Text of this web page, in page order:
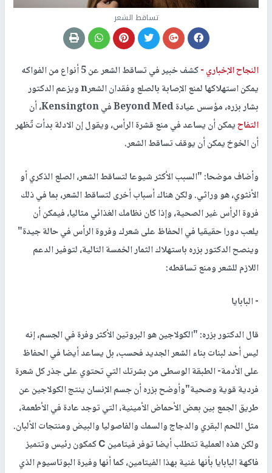
تساقط الشعر
النجاح الإخباري -
كشف خبير في تساقط الشعر عن 5 أنواع من الفواكه
يمكن استهلاكها لمنع الإصابة بالصلع وفقدان الشعرn ويزعم الدكتور
بشار بزره، مؤسس عيادة Beyond Med في Kensington، أن
التفاحيمكن أن يساعد في منع قشرة الرأس، ويقول إن الادلة بدأت تٌظهر
أن الخوخ يمكن أن يوقف تساقط الشعر.
وأضاف موضحا: "السبب الأكثر شيوعا لتساقط الشعر، الصلع الذكري أو
الأنثوي، هو وراثي. ولكن هناك أسباب أخرى لتساقط الشعر، بما في ذلك
فروة الرأس غير الصحية، وإذا كان نظامك الغذائي مثاليا، فيمكن أن
يلعب دورا حقيقيا في الحفاظ على شعرك وفروة الرأس في حالة جيدة"
وينصح الدكتور بزره باستهلاك الثمار الخمسة التالية، لتوفير الدعم
اللازم للشعر ومنع تساقطه:
- البابايا
قال الدكتور بزره: "الكولاجين هو البروتين الأكثر وفرة في الجسم، إنه
ليس أحد لبنات بناء الشعر الجديد فحسب، بل يساعد أيضا في الحفاظ
على الأدمة- الطبقة الوسطى من بشرتك التي تحتوي على جذر كل شعرة
فردية قوية وصحية"وأوضح بزره أن جسم الإنسان ينتج الكولاجين عن
طريق الجمع بين بعض الأحماض الأمينية، التي توجد عادة في الأطعمة،
مثل اللحم البقري والدجاج والسمك والفاصوليا والبيض ومنتجات الألبان.
ولكن هذه العملية تتطلب أيضا توفر فيتامين С كمكون رئيس وتتميز
فاكهة البابايا بأنها غنية بهذا الفيتامين، كما أنها وفيرة البوتاسيوم الذي